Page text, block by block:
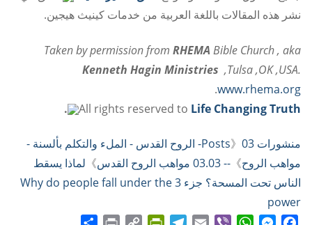
نشر هذه المقالات باللغة العربية من خدمات كينيث هيجين.
Taken by permission from RHEMA Bible Church , aka
Kenneth Hagin Ministries ,Tulsa ,OK ,USA.
www.rhema.org
.
All rights reserved to Life Changing Truth
.
منشورات Posts 》
03- الروح القدس - الملء والتكلم بألسنة -
مواهب الروح》 -- 03.03 مواهب الروح القدس 》 لماذا يسقط
الناس تحت المسحة؟ جزء 3 Why do people fall under the
power